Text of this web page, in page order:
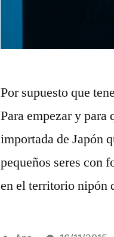
Por supuesto que
Para empezar y
importada de Japón
pequeños seres con
en el territorio